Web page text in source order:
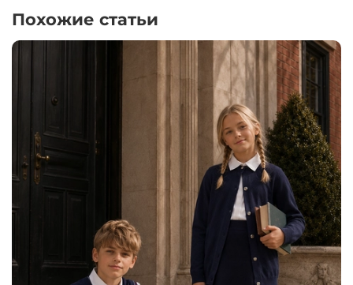
Похожие статьи